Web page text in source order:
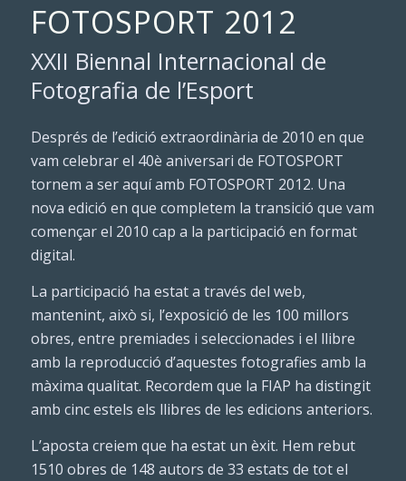
FOTOSPORT 2012
XXII Biennal Internacional de
Fotografia de l’Esport
Després de l’edició extraordinària de 2010 en que
vam celebrar el 40è aniversari de FOTOSPORT
tornem a ser aquí amb FOTOSPORT 2012. Una
nova edició en que completem la transició que vam
començar el 2010 cap a la participació en format
digital.
La participació ha estat a través del web,
mantenint, això si, l’exposició de les 100 millors
obres, entre premiades i seleccionades i el llibre
amb la reproducció d’aquestes fotografies amb la
màxima qualitat. Recordem que la FIAP ha distingit
amb cinc estels els llibres de les edicions anteriors.
L’aposta creiem que ha estat un èxit. Hem rebut
1510 obres de 148 autors de 33 estats de tot el